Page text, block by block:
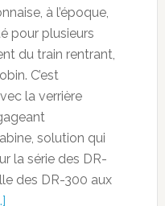
à l’époque,
pour plusieurs
du train rentrant,
C’est
la verrière
solution qui
la série des DR-
des DR-300 aux